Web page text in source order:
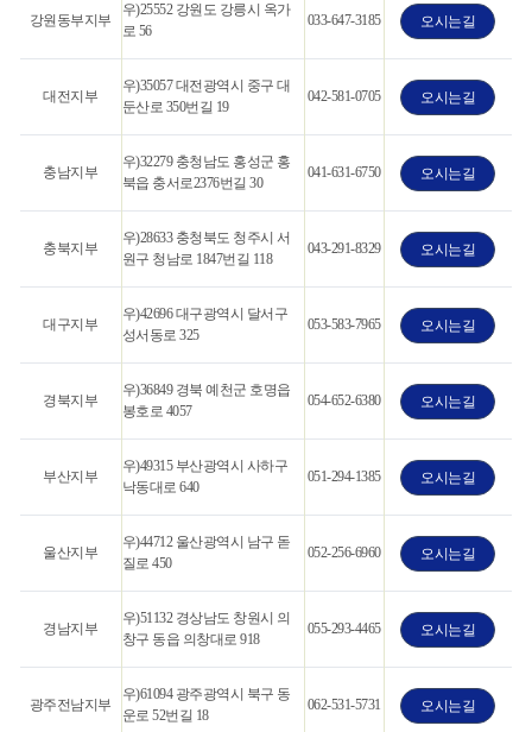
강원동부지부
우)25552 강원도 강릉시 옥가
로 56
033-647-3185 오시는길
대전지부
우)35057 대전광역시 중구 대
둔산로 350번길 19
042-581-0705 오시는길
충남지부
우)32279 충청남도 홍성군 홍
북읍 충서로2376번길 30
041-631-6750 오시는길
충북지부
우)28633 충청북도 청주시 서
원구 청남로 1847번길 118
043-291-8329 오시는길
대구지부
우)42696 대구광역시 달서구
성서동로 325
053-583-7965 오시는길
경북지부
우)36849 경북 예천군 호명읍
봉호로 4057
054-652-6380 오시는길
부산지부
우)49315 부산광역시 사하구
낙동대로 640
051-294-1385 오시는길
울산지부
우)44712 울산광역시 남구 돋
질로 450
052-256-6960 오시는길
경남지부
우)51132 경상남도 창원시 의
창구 동읍 의창대로 918
055-293-4465 오시는길
광주전남지부
우)61094 광주광역시 북구 동
운로 52번길 18
062-531-5731 오시는길